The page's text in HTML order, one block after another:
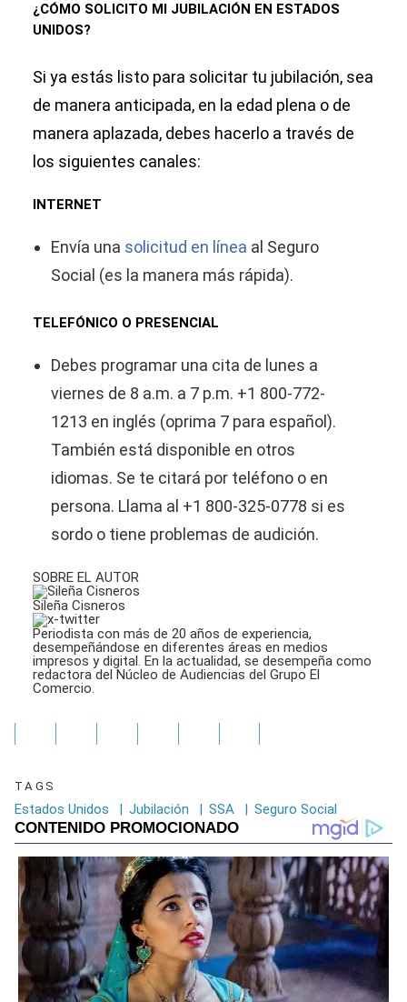
¿CÓMO SOLICITO MI JUBILACIÓN EN ESTADOS
UNIDOS?
Si ya estás listo para solicitar tu jubilación, sea
de manera anticipada, en la edad plena o de
manera aplazada, debes hacerlo a través de
los siguientes canales:
INTERNET
Envía una solicitud en línea al Seguro
Social (es la manera más rápida).
TELEFÓNICO O PRESENCIAL
Debes programar una cita de lunes a
viernes de 8 a.m. a 7 p.m. +1 800-772-
1213 en inglés (oprima 7 para español).
También está disponible en otros
idiomas. Se te citará por teléfono o en
persona. Llama al +1 800-325-0778 si es
sordo o tiene problemas de audición.
SOBRE EL AUTOR
Sileña Cisneros
Periodista con más de 20 años de experiencia,
desempeñándose en diferentes áreas en medios
impresos y digital. En la actualidad, se desempeña como
redactora del Núcleo de Audiencias del Grupo El
Comercio.
TAGS
Estados Unidos | Jubilación | SSA | Seguro Social